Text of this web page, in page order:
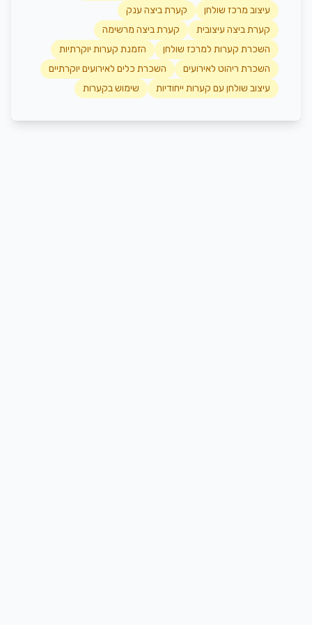
עיצוב מרכז שולחן
קערת ביצה ענק
קערת ביצה עיצובית
קערת ביצה מרשימה
השכרת קערות למרכז שולחן
הזמנת קערות יוקרתיות
השכרת ריהוט לאירועים
השכרת כלים לאירועים יוקרתיים
עיצוב שולחן עם קערות ייחודיות
שימוש בקערות